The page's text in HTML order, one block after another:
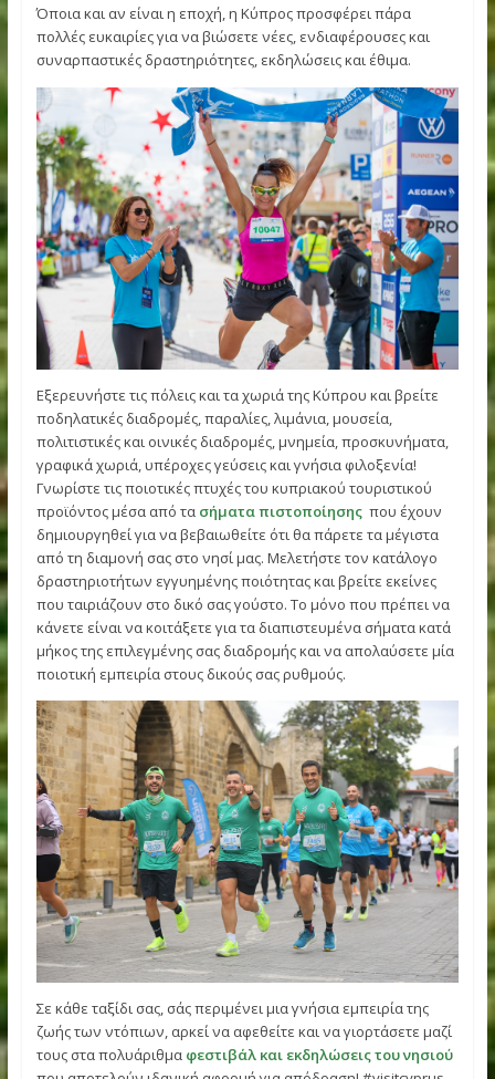
Δρομικές διοργανώσεις της Κύπρου
Περισσότερα για την δρομική Κύπρο:Αθλητισμός &
Προπόνηση (visitcyprus.com)
Όποια και αν είναι η εποχή, η Κύπρος προσφέρει πάρα
πολλές ευκαιρίες για να βιώσετε νέες, ενδιαφέρουσες και
συναρπαστικές δραστηριότητες, εκδηλώσεις και έθιμα.
Εξερευνήστε τις πόλεις και τα χωριά της Κύπρου και
ποδηλατικές διαδρομές, παραλίες, λιμάνια, μουσεία,
πολιτιστικές και οινικές διαδρομές, μνημεία,
γραφικά χωριά, υπέροχες γεύσεις και γνήσια φιλοξενία!
Γνωρίστε τις ποιοτικές πτυχές του κυπριακού τουριστικού
προϊόντος μέσα από τασήματα πιστοποίησηςπου
δημιουργηθεί για να βεβαιωθείτε ότι θα πάρετε τα
από τη διαμονή σας στο νησί μας. Μελετήστε τον
δραστηριοτήτων εγγυημένης ποιότητας και βρείτε εκείνες
που ταιριάζουν στο δικό σας γούστο. Το μόνο που πρέπει
κάνετε είναι να κοιτάξετε για τα διαπιστευμένα σήματα
μήκος της επιλεγμένης σας διαδρομής και να απολαύσετε
ποιοτική εμπειρία στους δικούς σας ρυθμούς.